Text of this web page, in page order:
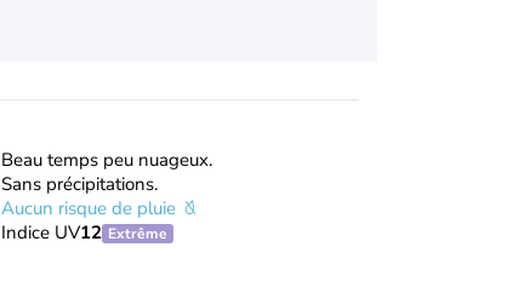
Beau temps peu nuageux.
Sans précipitations.
Aucun risque de pluie
Indice UV12 Extrême